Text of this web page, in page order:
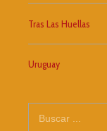
Tras Las Huellas
Uruguay